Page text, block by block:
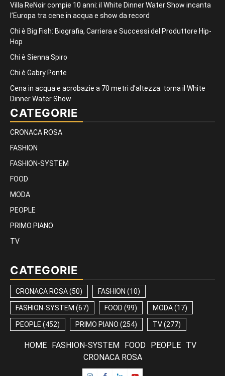
Villa ReNoir compie 10 anni: il White Dinner Water Show incanta
l’Europa tra cene in acqua e show da record
Chi è Big Fish: Biografia, Carriera e Successi del Produttore Hip-
Hop
Chi è Sienna Spiro
Chi è Gabry Ponte
Cena in acqua e acrobazie a 70 metri d’altezza: torna il White
Dinner Water Show
CATEGORIE
CRONACA ROSA
FASHION
FASHION-SYSTEM
FOOD
MODA
PEOPLE
PRIMO PIANO
TV
CATEGORIE
CRONACA ROSA(50) FASHION (10)
FASHION-SYSTEM (67) FOOD (99) MODA(17)
PEOPLE (452) PRIMO PIANO (254) TV(277)
HOME FASHION-SYSTEM FOOD PEOPLE
TV
CRONACA ROSA